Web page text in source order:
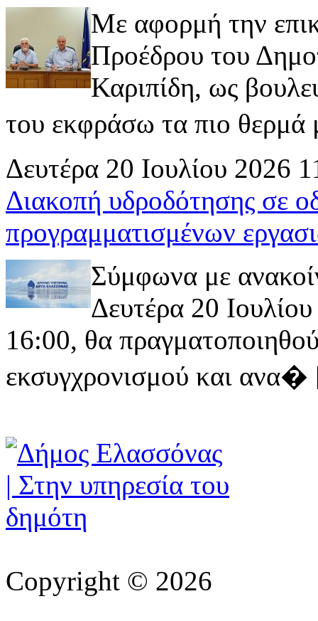
Με αφορμή την
Προέδρου του
Καριπίδη, ως
του εκφράσω τα πιο
Δευτέρα 20 Ιουλίου 2026
Διακοπή υδροδότησης σε
προγραμματισμένων
Σύμφωνα με
Δευτέρα 20
16:00, θα
εκσυγχρονισμού και
Copyright © 2026